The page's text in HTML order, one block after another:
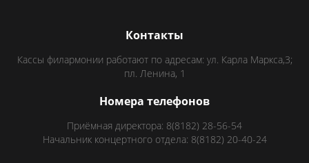
Контакты
Кассы филармонии работают по адресам: ул. Карла Маркса,3;
пл. Ленина, 1
Номера телефонов
Приёмная директора: 8(8182) 28-56-54
Начальник концертного отдела: 8(8182) 20-40-24